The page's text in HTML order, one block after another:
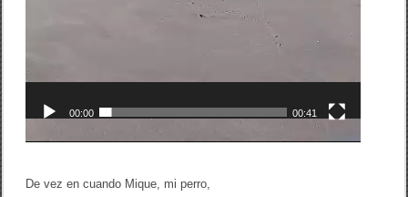
00:00 00:41
De vez en cuando Mique, mi perro,